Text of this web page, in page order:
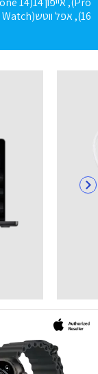
16), אפל ווטש(Apple Watch) ועוד.